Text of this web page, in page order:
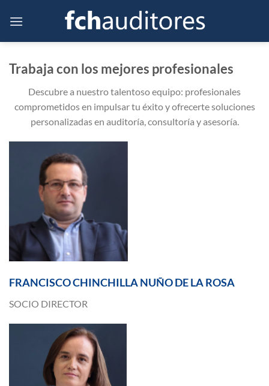
Trabaja con los mejores profesionales
Descubre a nuestro talentoso equipo: profesionales
comprometidos en impulsar tu éxito y ofrecerte soluciones
personalizadas en auditoría, consultoría y asesoría.
FRANCISCO CHINCHILLA NUÑO DE LA ROSA
SOCIO DIRECTOR